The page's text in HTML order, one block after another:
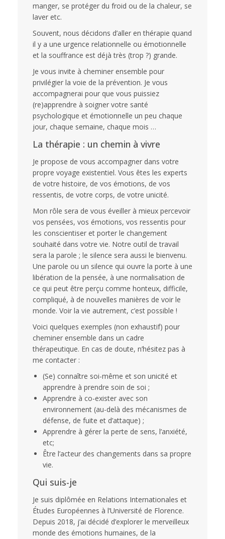
manger, se protéger du froid ou de la chaleur, se
laver etc.
Souvent, nous décidons d’aller en thérapie quand
il y a une urgence relationnelle ou émotionnelle
et la souffrance est déjà très (trop ?) grande.
Je vous invite à cheminer ensemble pour
privilégier la voie de la prévention. Je vous
accompagnerai pour que vous puissiez
(re)apprendre à soigner votre santé
psychologique et émotionnelle un peu chaque
jour, chaque semaine, chaque mois …
La thérapie : un chemin à vivre
Je propose de vous accompagner dans votre
propre voyage existentiel. Vous êtes les experts
de votre histoire, de vos émotions, de vos
ressentis, de votre corps, de votre unicité.
Mon rôle sera de vous éveiller à mieux percevoir
vos pensées, vos émotions, vos ressentis pour
les conscientiser et porter le changement
souhaité dans votre vie. Notre outil de travail
sera la parole ; le silence sera aussi le bienvenu.
Une parole ou un silence qui ouvre la porte à une
libération de la pensée, à une normalisation de
ce qui peut être perçu comme honteux, difficile,
compliqué, à de nouvelles manières de voir le
monde. Voir la vie autrement, c’est possible !
Voici quelques exemples (non exhaustif) pour
cheminer ensemble dans un cadre
thérapeutique. En cas de doute, n’hésitez pas à
me contacter :
(Se) connaître soi-même et son unicité et
apprendre à prendre soin de soi ;
Apprendre à co-exister avec son
environnement (au-delà des mécanismes de
défense, de fuite et d’attaque) ;
Apprendre à gérer la perte de sens, l’anxiété,
etc;
Être l’acteur des changements dans sa propre
vie.
Qui suis-je
Je suis diplômée en Relations Internationales et
Études Européennes à l’Université de Florence.
Depuis 2018, j’ai décidé d’explorer le merveilleux
monde des émotions humaines, de la